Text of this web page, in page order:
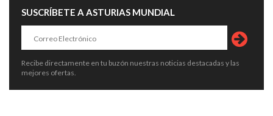
SUSCRÍBETE A ASTURIAS MUNDIAL
Recibe directamente en tu buzón nuestras noticias destacadas y las
mejores ofertas.